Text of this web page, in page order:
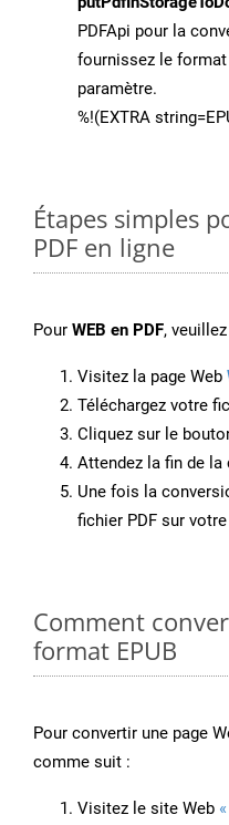
PDFApi pour la
fournissez le
paramètre.
%!(EXTRA
Étapes simples
PDF en ligne
Pour WEB en PDF,
Visitez la page Web
Téléchargez votre
Cliquez sur le
Attendez la fin de la
Une fois la
fichier PDF sur
Comment
format EPUB
Pour convertir une page
comme suit :
Visitez le site Web